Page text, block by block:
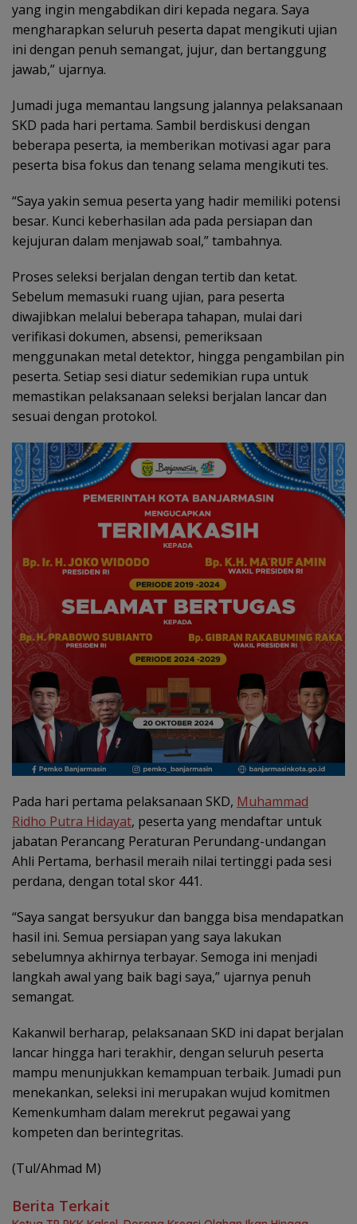
yang ingin mengabdikan diri kepada negara. Saya
mengharapkan seluruh peserta dapat mengikuti ujian
ini dengan penuh semangat, jujur, dan bertanggung
jawab,” ujarnya.
Jumadi juga memantau langsung jalannya pelaksanaan
SKD pada hari pertama. Sambil berdiskusi dengan
beberapa peserta, ia memberikan motivasi agar para
peserta bisa fokus dan tenang selama mengikuti tes.
“Saya yakin semua peserta yang hadir memiliki potensi
besar. Kunci keberhasilan ada pada persiapan dan
kejujuran dalam menjawab soal,” tambahnya.
Proses seleksi berjalan dengan tertib dan ketat.
Sebelum memasuki ruang ujian, para peserta
diwajibkan melalui beberapa tahapan, mulai dari
verifikasi dokumen, absensi, pemeriksaan
menggunakan metal detektor, hingga pengambilan pin
peserta. Setiap sesi diatur sedemikian rupa untuk
memastikan pelaksanaan seleksi berjalan lancar dan
sesuai dengan protokol.
Pada hari pertama pelaksanaan SKD, Muhammad
Ridho Putra Hidayat, peserta yang mendaftar untuk
jabatan Perancang Peraturan Perundang-undangan
Ahli Pertama, berhasil meraih nilai tertinggi pada sesi
perdana, dengan total skor 441.
“Saya sangat bersyukur dan bangga bisa mendapatkan
hasil ini. Semua persiapan yang saya lakukan
sebelumnya akhirnya terbayar. Semoga ini menjadi
langkah awal yang baik bagi saya,” ujarnya penuh
semangat.
Kakanwil berharap, pelaksanaan SKD ini dapat berjalan
lancar hingga hari terakhir, dengan seluruh peserta
mampu menunjukkan kemampuan terbaik. Jumadi pun
menekankan, seleksi ini merupakan wujud komitmen
Kemenkumham dalam merekrut pegawai yang
kompeten dan berintegritas.
(Tul/Ahmad M)
Berita Terkait